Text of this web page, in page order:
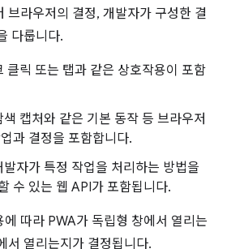
브라우저의 결정, 개발자가 구성한 결
다룹니다.
클릭 또는 탭과 같은 상호작용이 포함
색 캡처와 같은 기본 동작 등 브라우저
과 결정을 포함합니다.
발자가 특정 작업을 처리하는 방법을
수 있는 웹 API가 포함됩니다.
따라 PWA가 독립형 창에서 열리는
서 열리는지가 결정됩니다.